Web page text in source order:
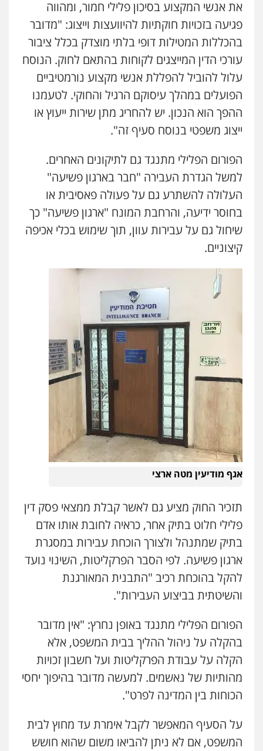
את אנשי המקצוע בסיכון פלילי חמור, ומהווה
פגיעה בזכויות חוקתיות להיוועצות וייצוג: "מדובר
בהכללות המטילות דופי בלתי מוצדק בכלל ציבור
עורכי הדין המייצגים לקוחות בהתאם לחוק. הנוסח
עלול להוביל להפללת אנשי מקצוע נורמטיביים
הפועלים במהלך עיסוקם הרגיל והחוקי. לטעמנו
ההפך הוא הנכון. יש להחריג מתן שירות ייעוץ או
ייצוג משפטי בנוסח סעיף זה".
הפורום הפלילי מתנגד גם לתיקונים האחרים.
למשל הגדרת העבירה "חבר בארגון פשיעה"
העלולה להשתרע גם על פעולה פאסיבית או
בחוסר ידיעה, והרחבת המונח "ארגון פשיעה" כך
שיחול גם על עבירות עוון, תוך שימוש בכלי אכיפה
קיצוניים.
אגף מודיעין מטה ארצי
תזכיר החוק מציע גם לאשר קבלת ממצאי פסק דין
פלילי חלוט בתיק אחר, כראיה לחובת אותו אדם
בתיק שמתנהל ולצורך הוכחת עבירות במסגרת
ארגון פשיעה. לפי הסבר הפרקליטות, השינוי נועד
להקל בהוכחת רכיב "התבנית המאורגנת
והשיטתית בביצוע העבירות".
הפורום הפלילי מתנגד באופן נחרץ: "אין מדובר
בהקלה על ניהול ההליך בבית המשפט, אלא
הקלה על עבודת הפרקליטות ועל חשבון זכויות
מהותיות של נאשמים. למעשה מדובר בהיפוך יחסי
הכוחות בין המדינה לפרט".
על הסעיף המאפשר לקבל אימרת עד מחוץ לבית
המשפט, אם לא ניתן להביאו משום שהוא חושש